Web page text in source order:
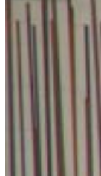
och belönar våra kunder